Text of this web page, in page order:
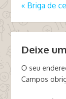
« Briga de
Deixe
O seu
Campos